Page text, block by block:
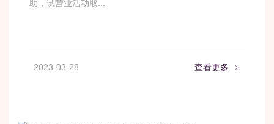
助，试营业活动取...
2023-03-28 查看更多 >